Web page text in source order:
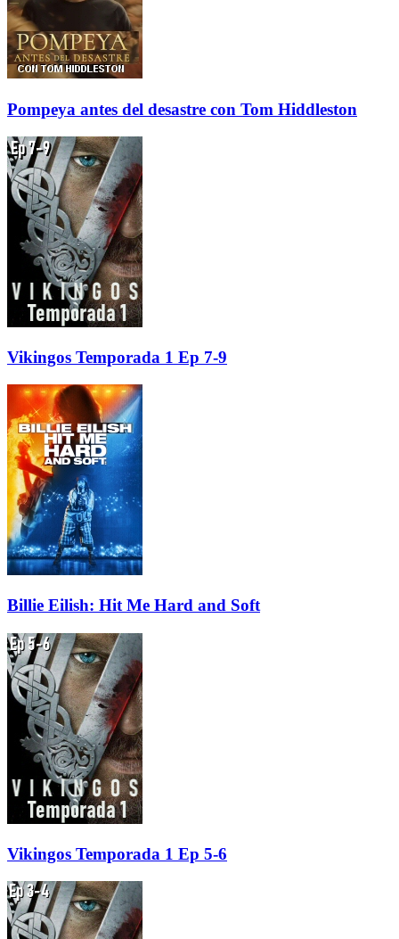
Pompeya antes del desastre con Tom Hiddleston
Vikingos Temporada 1 Ep 7-9
Billie Eilish: Hit Me Hard and Soft
Vikingos Temporada 1 Ep 5-6